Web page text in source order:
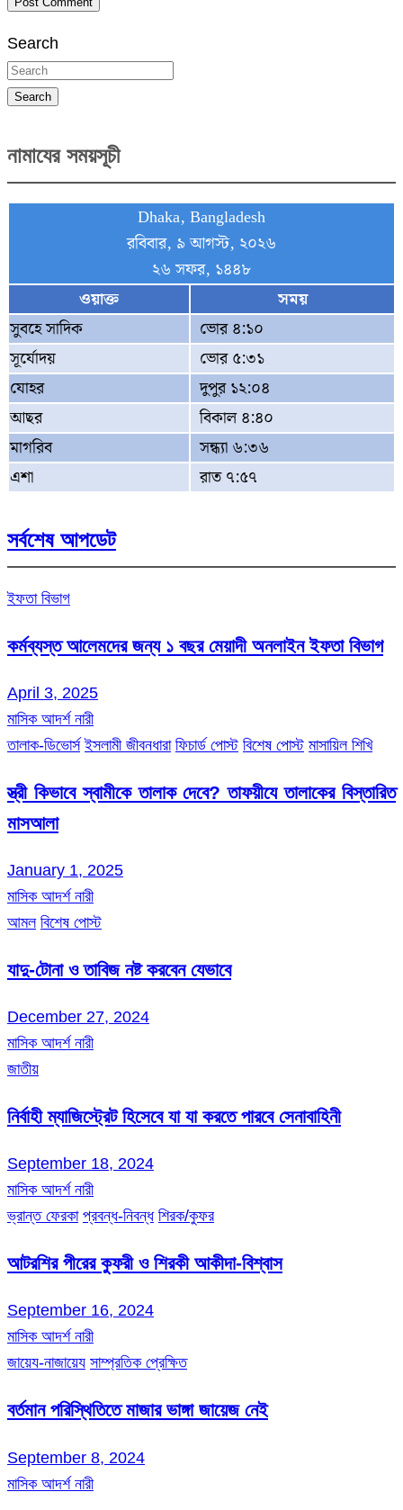
Search
Search
নামাযের সময়সূচী
Dhaka, Bangladesh
রবিবার, ৯ আগস্ট, ২০২৬
২৬ সফর, ১৪৪৮
ওয়াক্ত
সময়
সুবহে সাদিক
ভোর ৪:১০
সূর্যোদয়
ভোর ৫:৩১
যোহর
দুপুর ১২:০৪
আছর
বিকাল ৪:৪০
মাগরিব
সন্ধ্যা ৬:৩৬
এশা
রাত ৭:৫৭
সর্বশেষ আপডেট
ইফতা বিভাগ
কর্মব্যস্ত আলেমদের জন্য ১ বছর মেয়াদী অনলাইন ইফতা বিভাগ
April 3, 2025
মাসিক আদর্শ নারী
তালাক-ডিভোর্স ইসলামী জীবনধারা ফিচার্ড পোস্ট বিশেষ পোস্ট মাসায়িল শিখি
স্ত্রী কিভাবে স্বামীকে তালাক দেবে? তাফয়ীযে তালাকের বিস্তারিত
মাসআলা
January 1, 2025
মাসিক আদর্শ নারী
আমল বিশেষ পোস্ট
যাদু-টোনা ও তাবিজ নষ্ট করবেন যেভাবে
December 27, 2024
মাসিক আদর্শ নারী
জাতীয়
নির্বাহী ম্যাজিস্ট্রেট হিসেবে যা যা করতে পারবে সেনাবাহিনী
September 18, 2024
মাসিক আদর্শ নারী
ভ্রান্ত ফেরকা প্রবন্ধ-নিবন্ধ শিরক/কুফর
আটরশির পীরের কুফরী ও শিরকী আকীদা-বিশ্বাস
September 16, 2024
মাসিক আদর্শ নারী
জায়েয-নাজায়েয সাম্প্রতিক প্রেক্ষিত
বর্তমান পরিস্থিতিতে মাজার ভাঙ্গা জায়েজ নেই
September 8, 2024
মাসিক আদর্শ নারী